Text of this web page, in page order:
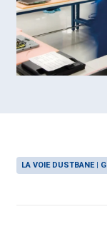
LA VOIE DUSTBANE |